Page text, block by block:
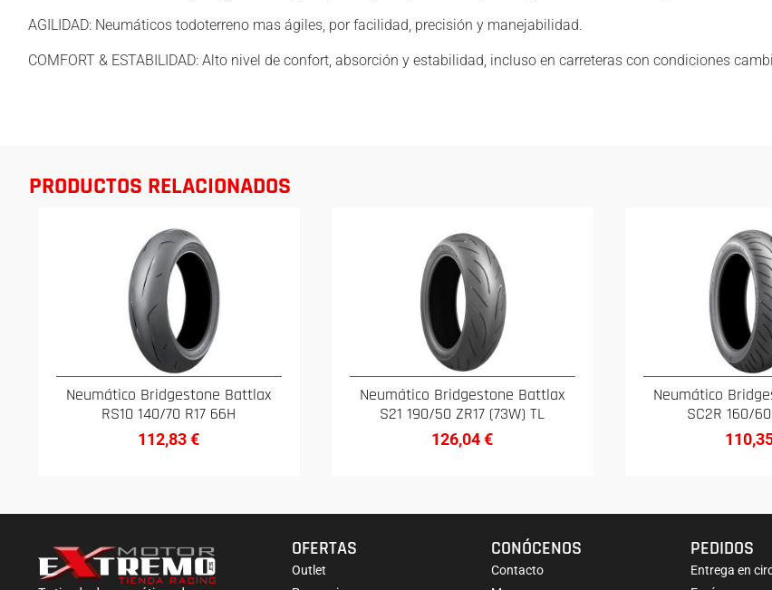
AGILIDAD: Neumáticos todoterreno mas ágiles, por facilidad, precisión y manejabilidad.
COMFORT & ESTABILIDAD: Alto nivel de confort, absorción y estabilidad, incluso en carreteras con condiciones
PRODUCTOS RELACIONADOS
Neumático Bridgestone Battlax
RS10 140/70 R17 66H
112,83€
Neumático Bridgestone Battlax
S21 190/50 ZR17 (73W) TL
126,04€
Neumático
SC2R 160/
OFERTAS
Outlet
CONÓCENOS
Contacto
PEDIDOS
Entrega en